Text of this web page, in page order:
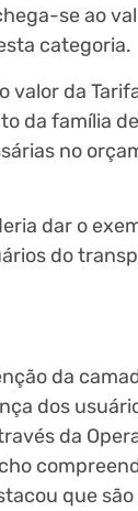
se ao
categoria.
valor da
da família
no
dar o
do
da
dos
da
que